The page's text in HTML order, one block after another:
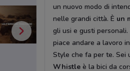
un nuovo modo di
nelle grandi città. È un
gli usi e gusti
piace andare a lavoro
Style che fa per te. Sei
Whistle è la bici da